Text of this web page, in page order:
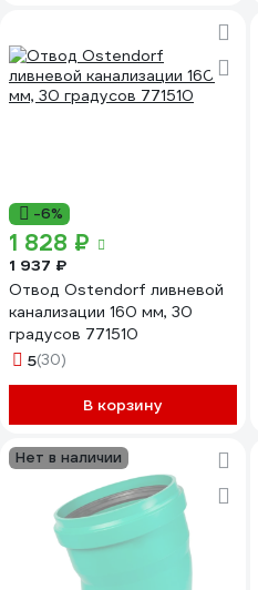
-6%
1 828 ₽
1 937 ₽
Отвод Ostendorf ливневой
канализации 160 мм, 30
градусов 771510
5(30)
В корзину
Нет в наличии